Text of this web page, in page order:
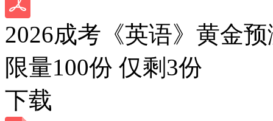
2026成考《英语》黄金
限量100份 仅剩 3份
下载